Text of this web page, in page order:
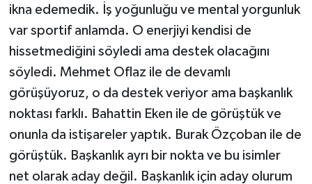
ikna edemedik. İş yoğunluğu ve mental yorgunluk
var sportif anlamda. O enerjiyi kendisi de
hissetmediğini söyledi ama destek olacağını
söyledi. Mehmet Oflaz ile de devamlı
görüşüyoruz, o da destek veriyor ama başkanlık
noktası farklı. Bahattin Eken ile de görüştük ve
onunla da istişareler yaptık. Burak Özçoban ile de
görüştük. Başkanlık ayrı bir nokta ve bu isimler
net olarak aday değil. Başkanlık için aday olurum